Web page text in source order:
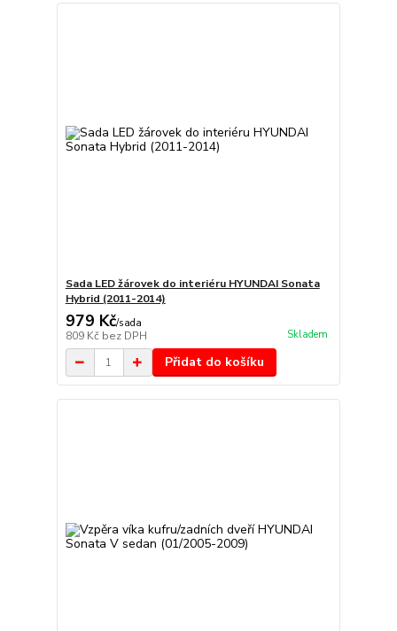
Sada LED žárovek do interiéru HYUNDAI Sonata
Hybrid (2011-2014)
979 Kč/sada
809 Kč bez DPH Skladem
Přidat do košíku